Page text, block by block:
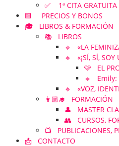
✅ 1ª CITA GRATUITA
🟨 PRECIOS Y BONOS
🎓 LIBROS & FORMACIÓN
📚 LIBROS
🔹 «LA
🔹 «¡SÍ, SÍ, SOY
🩷 EL
🔸 Emily:
🔹 «VOZ,
👩🏼‍🎓 FORMACIÓN
👤 MASTER
👥 CURSOS,
📺 PUBLICACIONES,
📩 CONTACTO